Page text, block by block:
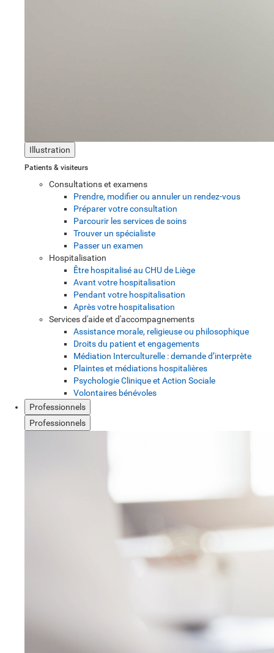
Illustration
Patients & visiteurs
Consultations et examens
Prendre, modifier ou annuler un rendez-vous
Préparer votre consultation
Parcourir les services de soins
Trouver un spécialiste
Passer un examen
Hospitalisation
Être hospitalisé au CHU de Liège
Avant votre hospitalisation
Pendant votre hospitalisation
Après votre hospitalisation
Services d'aide et d'accompagnements
Assistance morale, religieuse ou philosophique
Droits du patient et engagements
Médiation Interculturelle : demande d’interprète
Plaintes et médiations hospitalières
Psychologie Clinique et Action Sociale
Volontaires bénévoles
Professionnels
Professionnels